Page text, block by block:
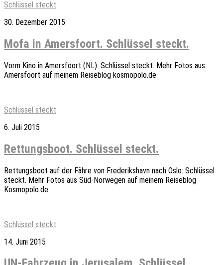
Schlüssel steckt
30. Dezember 2015
Mofa in Amersfoort. Schlüssel steckt.
Vorm Kino in Amersfoort (NL): Schlüssel steckt. Mehr Fotos aus
Amersfoort auf meinem Reiseblog kosmopolo.de
Schlüssel steckt
6. Juli 2015
Rettungsboot. Schlüssel steckt.
Rettungsboot auf der Fähre von Frederikshavn nach Oslo: Schlüssel
steckt. Mehr Fotos aus Süd-Norwegen auf meinem Reiseblog
Kosmopolo.de.
Schlüssel steckt
14. Juni 2015